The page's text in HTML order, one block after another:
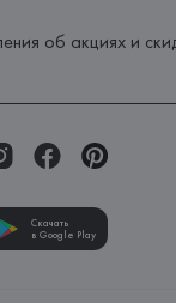
об акциях и
Скачать
в Google Play